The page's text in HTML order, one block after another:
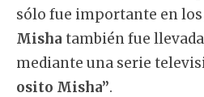
sólo fue importante en los
Misha también fue
mediante una serie
osito Misha”.